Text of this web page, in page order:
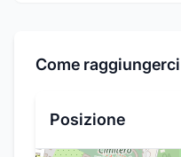
Come raggiungerci
Posizione